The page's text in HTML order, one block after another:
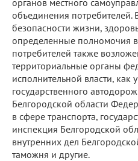
объединения потребителей.
безопасности жизни,
определенные полномочия
потребителей также
территориальные органы
исполнительной власти, как
государственного
Белгородской области
в сфере транспорта,
инспекция Белгородской
внутренних дел
таможня и другие.